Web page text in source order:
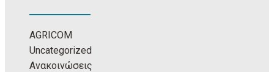
AGRICOM
Uncategorized
Ανακοινώσεις